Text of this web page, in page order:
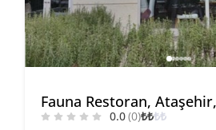
Fauna Restoran,
0.0(0)₺₺₺₺